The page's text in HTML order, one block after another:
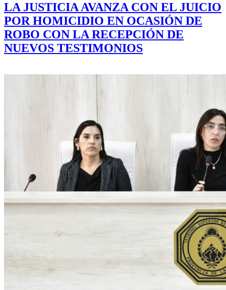
LA JUSTICIA AVANZA CON EL JUICIO
POR HOMICIDIO EN OCASIÓN DE
ROBO CON LA RECEPCIÓN DE
NUEVOS TESTIMONIOS